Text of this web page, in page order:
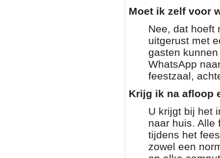
Moet ik zelf voor
Nee, dat hoeft
uitgerust met
gasten
WhatsApp
feestzaal,
Krijg ik na afloop
U krijgt bij het
naar huis. Alle
tijdens het
zowel een